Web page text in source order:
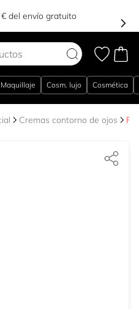
del envío gratuito
Maquillaje Cosm. lujo Cosmética
Cremas contorno de ojos